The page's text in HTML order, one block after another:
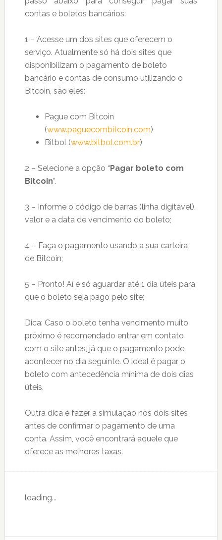
contas e boletos bancários:
1 – Acesse um dos sites que oferecem o
serviço. Atualmente só há dois sites que
disponibilizam o pagamento de boleto
bancário e contas de consumo utilizando o
Bitcoin, são eles:
Pague com Bitcoin
(www.paguecombitcoin.com)
Bitbol (www.bitbol.com.br)
2 – Selecione a opção “Pagar boleto com
Bitcoin”.
3 – Informe o código de barras (linha digitável),
valor e a data de vencimento do boleto;
4 – Faça o pagamento usando a sua carteira
de Bitcoin;
5 – Pronto! Aí é só aguardar até 1 dia úteis para
que o boleto seja pago pelo site;
Dica: Caso o boleto tenha vencimento muito
próximo é recomendado entrar em contato
com o site antes, já que o pagamento pode
acontecer no dia seguinte. O ideal é pagar o
boleto com antecedência mínima de dois dias
úteis.
Outra dica é fazer a simulação nos dois sites
antes de confirmar o pagamento de uma
conta. Assim, você encontrará aquele que
oferece as melhores taxas.
loading...